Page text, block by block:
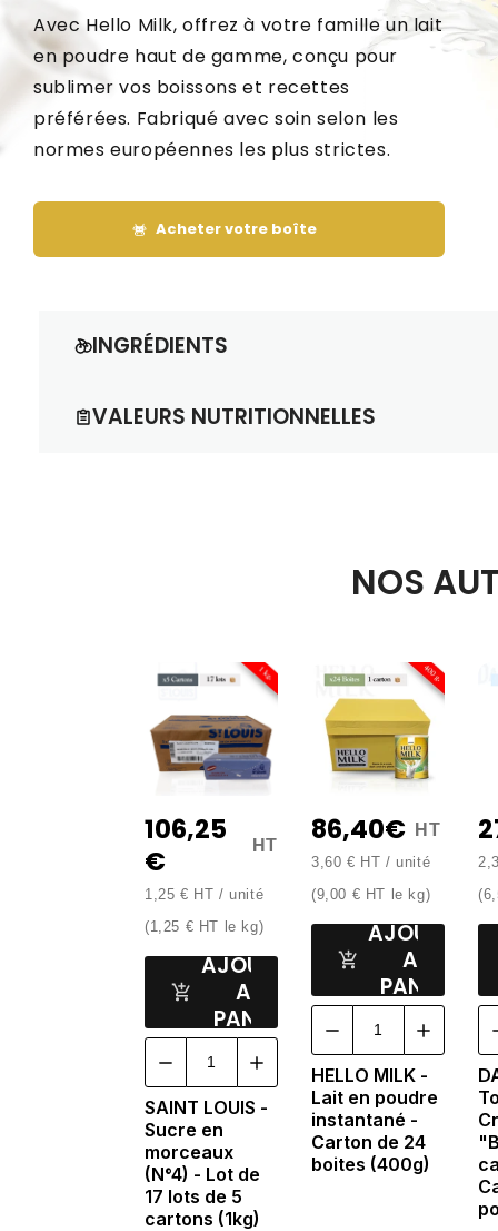
Avec Hello Milk, offrez à votre famille un lait
en poudre haut de gamme, conçu pour
sublimer vos boissons et recettes
préférées. Fabriqué avec soin selon les
normes européennes les plus strictes.
Acheter votre boîte
INGRÉDIENTS
VALEURS NUTRITIONNELLES
: 8,40g.NOS
106,25
€
HT
1,25 € HT / unité
(1,25 € HT le kg)
AJOUTER
AU
PANIER
SAINT LOUIS -
Sucre en
morceaux
(N°4) - Lot de
17 lots de 5
cartons (1kg)
86,40€ HT
3,60 € HT / unité
(9,00 € HT le kg)
AJOUTER
AU
PANIER
HELLO MILK -
Lait en poudre
instantané -
Carton de 24
boites (400g)